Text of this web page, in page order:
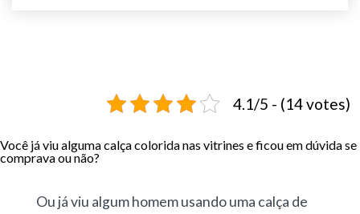
4.1/5 - (14 votes)
Você já viu alguma calça colorida nas vitrines e ficou em dúvida se
comprava ou não?
Ou já viu algum homem usando uma calça de